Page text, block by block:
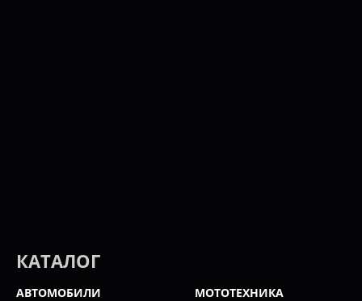
КАТАЛОГ
АВТОМОБИЛИ
МОТОТЕХНИКА